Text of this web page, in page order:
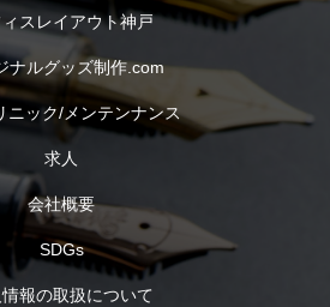
スレイアウト神戸
ナルグッズ制作.com
ニック/メンテンナンス
求人
会社概要
SDGs
報の取扱について